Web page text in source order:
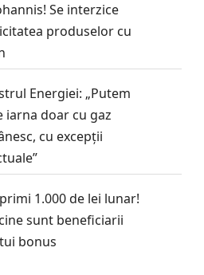
Se interzice
produselor cu
Energiei: „Putem
iarna doar cu gaz
cu excepţii
1.000 de lei lunar!
sunt beneficiarii
bonus